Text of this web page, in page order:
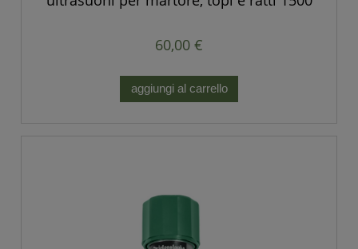
mq POTENTE
60,00 €
aggiungi al carrello